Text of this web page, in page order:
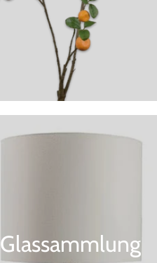
Glassammlung